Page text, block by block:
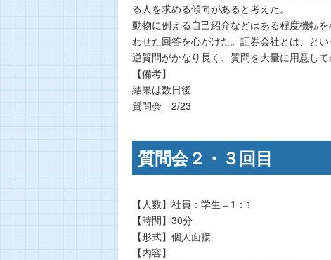
る人を求める傾向があると考えた。
動物に例える自己紹介などはある程度機転
わせた回答を心がけた。証券会社とは、と
逆質問がかなり長く、質問を大量に用意して
【備考】
結果は数日後
質問会 2/23
質問会２・３回目
【人数】社員：学生＝1：1
【時間】30分
【形式】個人面接
【内容】